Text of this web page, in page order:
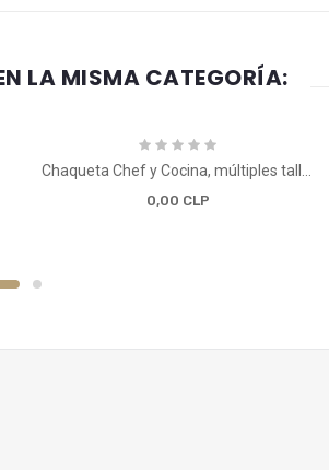
LA MISMA CATEGORÍA:
Chaqueta Chef y Cocina, múltiples tallas
0,00 CLP